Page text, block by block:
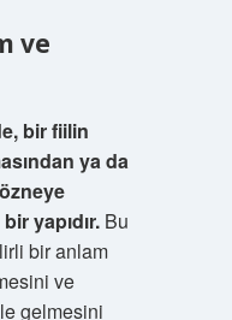
ve
bir fiilin
ya da
yapıdır.Bu
bir anlam
ve
gelmesini